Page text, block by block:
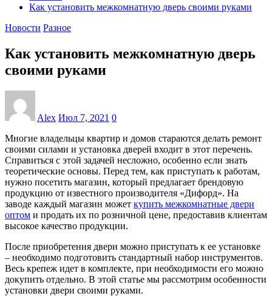
Как установить межкомнатную дверь своими руками
Новости Разное
Как установить межкомнатную дверь
своими руками
Alex Июл 7, 2021 0
Многие владельцы квартир и домов стараются делать ремонт
своими силами и установка дверей входит в этот перечень.
Справиться с этой задачей несложно, особенно если знать
теоретические основы. Перед тем, как приступать к работам,
нужно посетить магазин, который предлагает брендовую
продукцию от известного производителя «Дифорд». На
заводе каждый магазин может купить межкомнатные двери
оптом и продать их по розничной цене, предоставив клиентам
высокое качество продукции.
После приобретения двери можно приступать к ее установке
– необходимо подготовить стандартный набор инструментов.
Весь крепеж идет в комплекте, при необходимости его можно
докупить отдельно. В этой статье мы рассмотрим особенности
установки двери своими руками.